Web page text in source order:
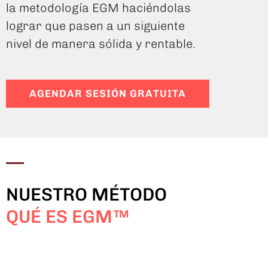
la metodología EGM haciéndolas
lograr que pasen a un siguiente
nivel de manera sólida y rentable.
AGENDAR SESIÓN GRATUITA
NUESTRO MÉTODO
QUÉ ES EGM™